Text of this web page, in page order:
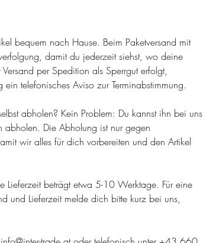
bequem nach Hause. Beim Paketversand mit
damit du jederzeit siehst, wo deine
per Spedition als Sperrgut erfolgt,
telefonisches Aviso zur Terminabstimmung.
abholen? Kein Problem: Du kannst ihn bei uns
Die Abholung ist nur gegen
wir alles für dich vorbereiten und den Artikel
Lieferzeit beträgt etwa 5-10 Werktage. Für eine
und Lieferzeit melde dich bitte kurz bei uns,